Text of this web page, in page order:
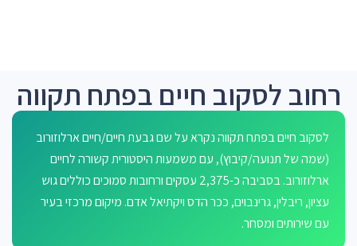
רחוב לסקוב חיים בפתח תקווה
לסקוב חיים בפתח תקווה נקרא על שם גבעת חיים/חיים ארלוזורוב
(שמה של תנועה/קיבוץ), עם משמעות היסטורית קשורה לחיים
ארלוזורוב. בסביבה כ-2,375 עסקים ורחובות סמוכים כוללים גוש
עציון, ריבלין, גרינבוים, ככר הדס ויקתיאל אדם. מיקום מרכזי בעיר
עם שירותים ומסחר.